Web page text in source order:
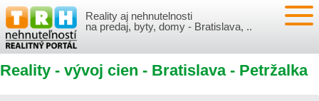
Reality aj nehnutelnosti
na predaj, byty, domy - Bratislava, ..
NEHNUTEĽNOSTI
BYTY
VLOŽIŤ NEHNUTEĽNOSTI
Reality - vývoj cien - Bratislava - Petržalka